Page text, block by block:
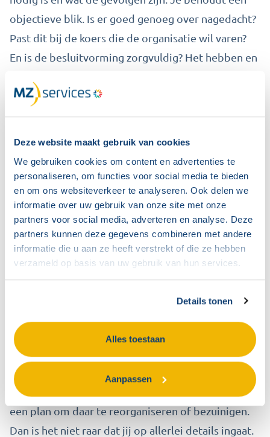
Deze website maakt gebruik van cookies
We gebruiken cookies om content en advertenties te
personaliseren, om functies voor social media te bieden
en om ons websiteverkeer te analyseren. Ook delen we
informatie over uw gebruik van onze site met onze
partners voor social media, adverteren en analyse. Deze
partners kunnen deze gegevens combineren met andere
informatie die u aan ze heeft verstrekt of die ze hebben
verzameld op basis van uw gebruik van hun services.
Details tonen
Alles toestaan
Aanpassen
objectieve blik. Is er goed genoeg over nagedacht?
Past dit bij de koers die de organisatie wil varen?
En is de besluitvorming zorgvuldig? Het hebben en
Het is heel eenvoudig om de focus te leggen op
bijvoorbeeld de gevolgen voor je directe collega’s.
advies waar de bestuurder wat mee kan. Voorkom
dat je op één spoor terecht komt of iedere steen
drie keer omdraait. Behoud altijd focus op het
grotere plaatje. Dat is uiteindelijk waarmee je het
meest waardevolle advies uitgeeft aan de
bestuurder.
3. Te grote persoonlijke
betrokkenheid
Als OR-lid ben je ook nog gewoon een
medewerker. Stel jij werkt op de
salarisadministratie en de bestuurder komt met
een plan om daar te reorganiseren of bezuinigen.
Dan is het niet raar dat jij op allerlei details ingaat.